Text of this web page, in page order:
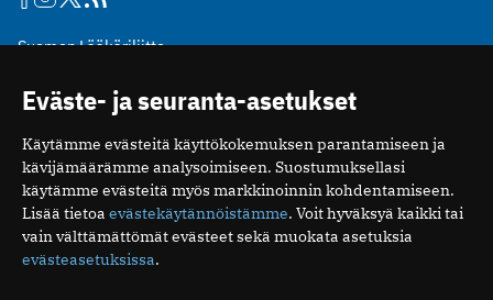
Suomen Lääkäriliitto
00510 Helsinki
puh. (09) 393 091
toimitus@potilaanlaakarilehti.fi
ISSN 2323-9476
Eväste- ja seuranta-asetukset
Käytämme evästeitä käyttökokemuksen parantamiseen ja
kävijämäärämme analysoimiseen. Suostumuksellasi
käytämme evästeitä myös markkinoinnin kohdentamiseen.
Lisää tietoa evästekäytännöistämme. Voit hyväksyä kaikki tai
vain välttämättömät evästeet sekä muokata asetuksia
evästeasetuksissa.